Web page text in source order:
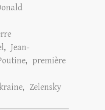
, Jean-
, première
, Zelensky